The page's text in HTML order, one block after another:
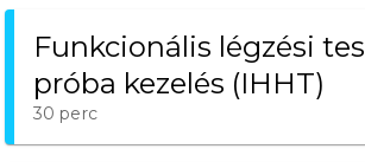
Funkcionális légzési
próba kezelés (IHHT)
30 perc